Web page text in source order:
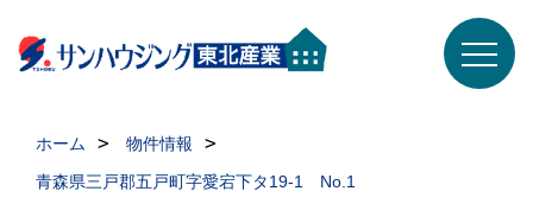
ホーム
物件情報
青森県三戸郡五戸町字愛宕下タ19-1 No.1